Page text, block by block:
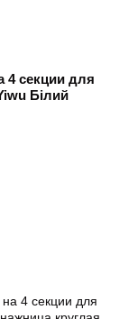
секции для
Білий